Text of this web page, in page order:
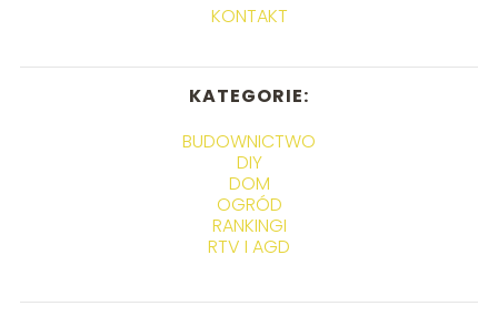
KONTAKT
KATEGORIE:
BUDOWNICTWO
DIY
DOM
OGRÓD
RANKINGI
RTV I AGD